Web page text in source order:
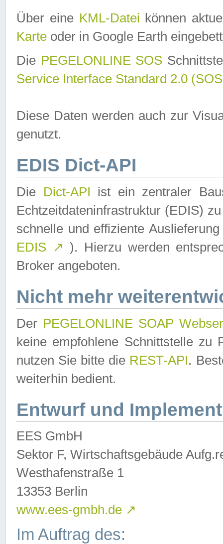
Über eine KML-Datei können
Karte oder in Google Earth
Die PEGELONLINE SOS
Service Interface Standard 2.0
Diese Daten werden auch zur
genutzt.
EDIS Dict-API
Die Dict-API ist ein zentraler
Echtzeitdateninfrastruktur (EDIS)
schnelle und effiziente
EDIS ↗ ). Hierzu werden
Broker angeboten.
Nicht mehr
Der PEGELONLINE SOAP
keine empfohlene Schnittstelle zu
nutzen Sie bitte die REST-API.
weiterhin bedient.
Entwurf und
EES GmbH
Sektor F, Wirtschaftsgebäude
Westhafenstraße 1
13353 Berlin
www.ees-gmbh.de ↗
Im Auftrag des: